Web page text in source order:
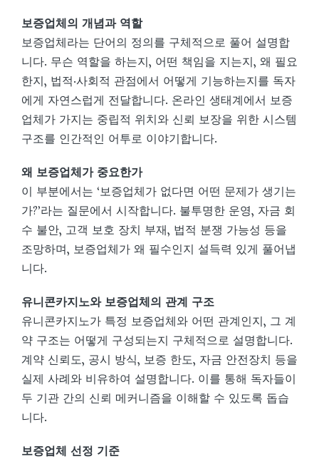
보증업체의 개념과 역할
보증업체라는 단어의 정의를 구체적으로 풀어 설명합
니다. 무슨 역할을 하는지, 어떤 책임을 지는지, 왜 필요
한지, 법적·사회적 관점에서 어떻게 기능하는지를 독자
에게 자연스럽게 전달합니다. 온라인 생태계에서 보증
업체가 가지는 중립적 위치와 신뢰 보장을 위한 시스템
구조를 인간적인 어투로 이야기합니다.
왜 보증업체가 중요한가
이 부분에서는 ‘보증업체가 없다면 어떤 문제가 생기는
가?’라는 질문에서 시작합니다. 불투명한 운영, 자금 회
수 불안, 고객 보호 장치 부재, 법적 분쟁 가능성 등을
조망하며, 보증업체가 왜 필수인지 설득력 있게 풀어냅
니다.
유니콘카지노와 보증업체의 관계 구조
유니콘카지노가 특정 보증업체와 어떤 관계인지, 그 계
약 구조는 어떻게 구성되는지 구체적으로 설명합니다.
계약 신뢰도, 공시 방식, 보증 한도, 자금 안전장치 등을
실제 사례와 비유하여 설명합니다. 이를 통해 독자들이
두 기관 간의 신뢰 메커니즘을 이해할 수 있도록 돕습
니다.
보증업체 선정 기준